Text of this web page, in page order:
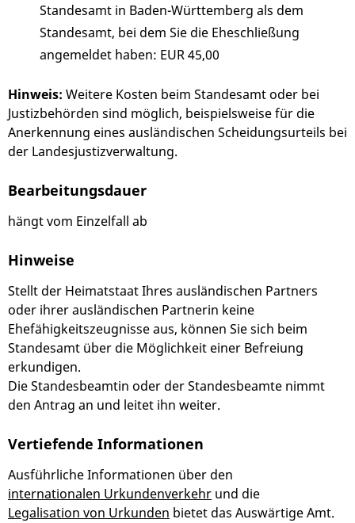
Standesamt in Baden-Württemberg als dem
Standesamt, bei dem Sie die Eheschließung
angemeldet haben: EUR 45,00
Hinweis: Weitere Kosten beim Standesamt oder bei
Justizbehörden sind möglich, beispielsweise für die
Anerkennung eines ausländischen Scheidungsurteils bei
der Landesjustizverwaltung.
Bearbeitungsdauer
hängt vom Einzelfall ab
Hinweise
Stellt der Heimatstaat Ihres ausländischen Partners
oder ihrer ausländischen Partnerin keine
Ehefähigkeitszeugnisse aus, können Sie sich beim
Standesamt über die Möglichkeit einer Befreiung
erkundigen.
Die Standesbeamtin oder der Standesbeamte nimmt
den Antrag an und leitet ihn weiter.
Vertiefende Informationen
Ausführliche Informationen über den
internationalen Urkundenverkehr und die
Legalisation von Urkunden bietet das Auswärtige Amt.